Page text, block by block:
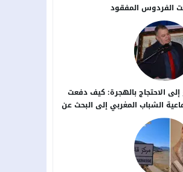
الفردوس المفقود
الاحتجاج بالهجرة: كيف دفعت
الشباب المغربي إلى البحث عن
خارج الوطن؟